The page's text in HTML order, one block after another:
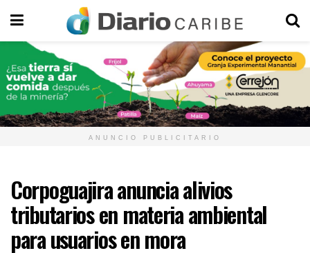
ANUNCIO PUBLICITARIO
Corpoguajira anuncia alivios
tributarios en materia ambiental
para usuarios en mora